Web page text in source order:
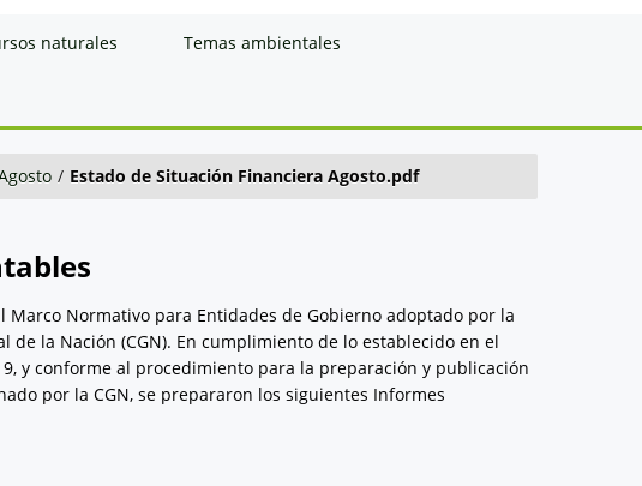
naturales Temas ambientales
/ Estado de Situación Financiera Agosto.pdf
Normativo para Entidades de Gobierno adoptado por la
de la Nación (CGN). En cumplimiento de lo establecido en el
y conforme al procedimiento para la preparación y publicación
por la CGN, se prepararon los siguientes Informes